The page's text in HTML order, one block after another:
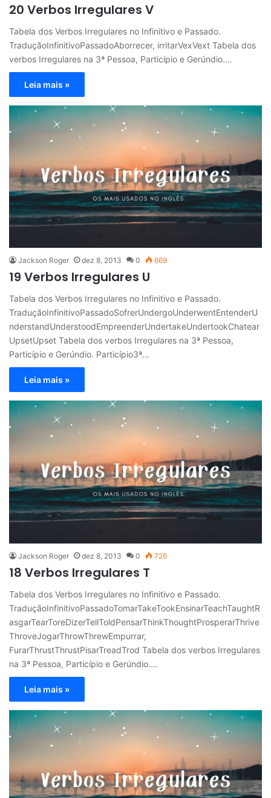
20 Verbos Irregulares V
Tabela dos Verbos Irregulares no Infinitivo e Passado.
TraduçãoInfinitivoPassadoAborrecer, irritarVexVext Tabela dos
verbos Irregulares na 3ª Pessoa, Particípio e Gerúndio.…
Leia mais »
Jackson Roger dez 8, 2013 0 669
19 Verbos Irregulares U
Tabela dos Verbos Irregulares no Infinitivo e Passado.
TraduçãoInfinitivoPassadoSofrerUndergoUnderwentEntenderU
nderstandUnderstoodEmpreenderUndertakeUndertookChatear
UpsetUpset Tabela dos verbos Irregulares na 3ª Pessoa,
Particípio e Gerúndio. Particípio3ª…
Leia mais »
Jackson Roger dez 8, 2013 0 726
18 Verbos Irregulares T
Tabela dos Verbos Irregulares no Infinitivo e Passado.
TraduçãoInfinitivoPassadoTomarTakeTookEnsinarTeachTaughtR
asgarTearToreDizerTellToldPensarThinkThoughtProsperarThrive
ThroveJogarThrowThrewEmpurrar,
FurarThrustThrustPisarTreadTrod Tabela dos verbos Irregulares
na 3ª Pessoa, Particípio e Gerúndio.…
Leia mais »